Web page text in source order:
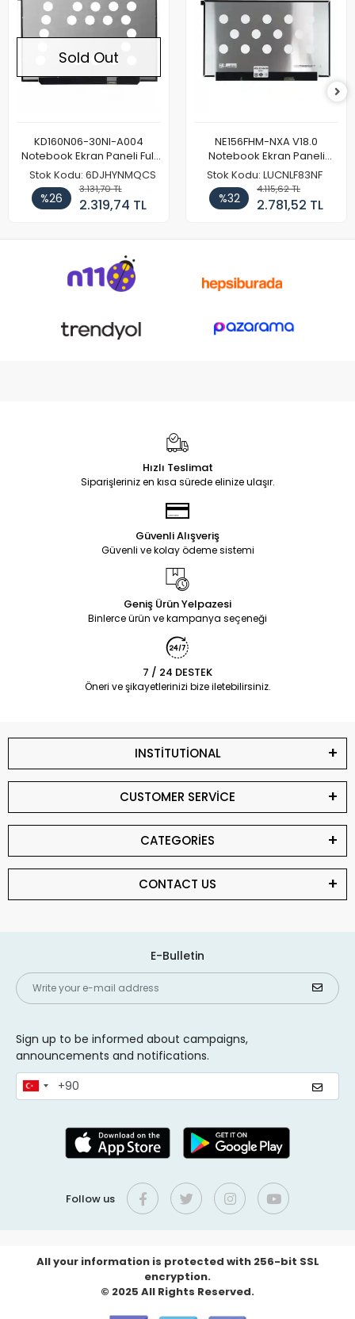
Sold Out
KD160N06-30NI-A004
Notebook Ekran Paneli Full
HD
Stok Kodu: 6DJHYNMQCS
%26
3.131,70 TL
2.319,74 TL
NE156FHM-NXA V18.0
Notebook Ekran Paneli
144Hz
Stok Kodu: LUCNLF83NF
%32
4.115,62 TL
2.781,52 TL
Hızlı Teslimat
Siparişleriniz en kısa sürede elinize ulaşır.
Güvenli Alışveriş
Güvenli ve kolay ödeme sistemi
Geniş Ürün Yelpazesi
Binlerce ürün ve kampanya seçeneği
7 / 24 DESTEK
Öneri ve şikayetlerinizi bize iletebilirsiniz.
INSTİTUTİONAL
CUSTOMER SERVİCE
CATEGORİES
CONTACT US
E-Bulletin
Sign up to be informed about campaigns,
announcements and notifications.
Follow us
All your information is protected with 256-bit SSL
encryption.
© 2025 All Rights Reserved.